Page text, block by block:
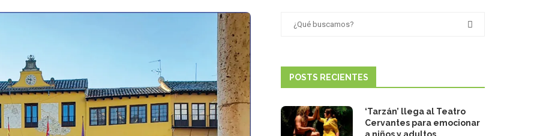
POSTS RECIENTES
‘Tarzán’ llega al Teatro
Cervantes para emocionar